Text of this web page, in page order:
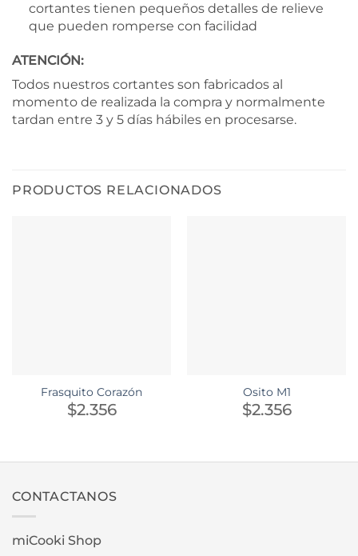
cortantes tienen pequeños detalles de relieve
que pueden romperse con facilidad
ATENCIÓN:
Todos nuestros cortantes son fabricados al
momento de realizada la compra y normalmente
tardan entre 3 y 5 días hábiles en procesarse.
PRODUCTOS RELACIONADOS
Frasquito Corazón
$2.356
Osito M1
$2.356
CONTACTANOS
miCooki Shop